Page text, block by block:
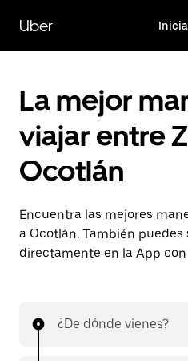
contenido
principal
Uber
La mejor
viajar entre
Ocotlán
Encuentra las mejores
a Ocotlán. También
directamente en la App
¿De dónde vienes?